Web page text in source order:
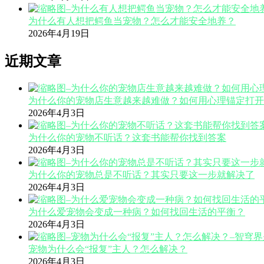
为什么有人想把鳄鱼当宠物？怎么才能安全地养？
2026年4月19日
近期文章
为什么你的宠物店生意越来越难做？如何用心理锚定打
2026年4月3日
为什么你的宠物不听话？这套书能帮你找到答案
2026年4月3日
为什么你的宠物总是不听话？其实只要这一步就解决了
2026年4月3日
为什么爱宠物会变成一种病？如何找回生活的平衡？
2026年4月3日
宠物为什么会“报复”主人？怎么解决？
2026年4月3日